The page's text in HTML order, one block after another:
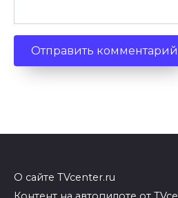
О сайте TVcenter.ru